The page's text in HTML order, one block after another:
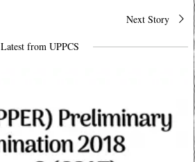
Next Story
Latest from UPPCS